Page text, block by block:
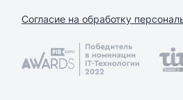
Согласие на обработку